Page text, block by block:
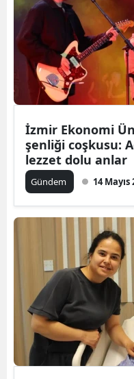
İzmir Ekonomi
şenliği coşkusu:
lezzet dolu anlar
Gündem 14 Mayıs